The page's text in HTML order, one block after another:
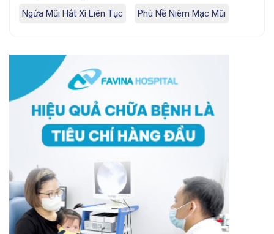
Ngứa Mũi Hắt Xì Liên Tục Phù Nề Niêm Mạc Mũi